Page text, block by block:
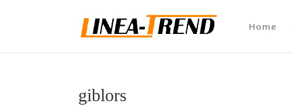
Home
giblors